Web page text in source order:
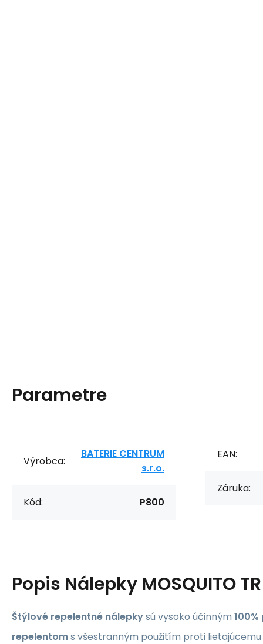
Parametre
Výrobca:
BATERIE CENTRUM
s.r.o.
Kód: P800
EAN:
Záruka:
Popis Nálepky MOSQUITO
Štýlové repelentné nálepkysú vysoko účinným
repelentoms všestranným použitím proti lietajúcemu